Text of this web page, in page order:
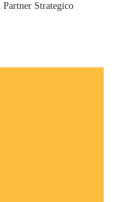
Strategico